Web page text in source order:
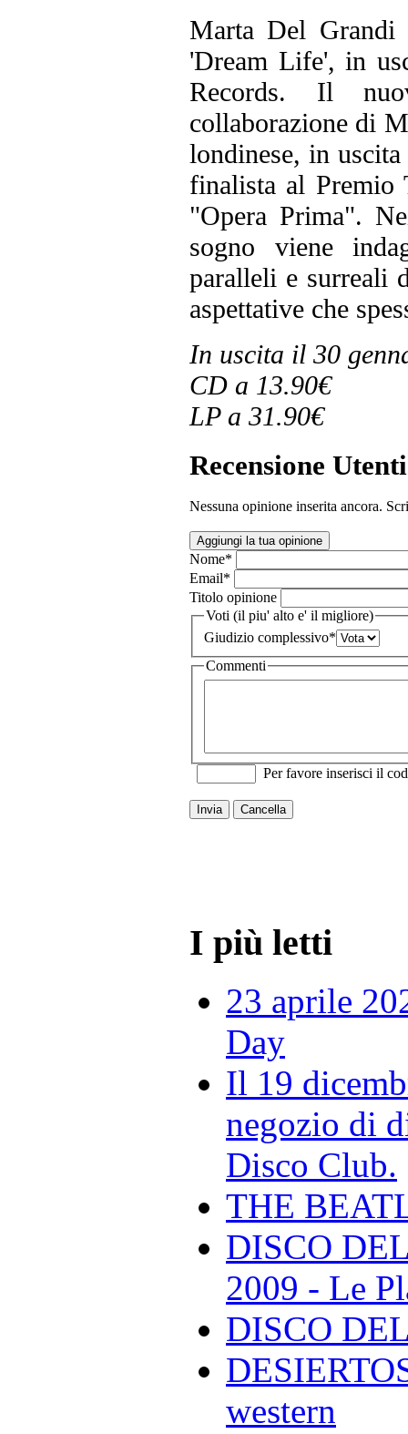
Marta Del
'Dream Life', in
Records. Il
collaborazione di
londinese, in
finalista al Premio
"Opera Prima".
sogno viene
paralleli e surreali
aspettative che
In uscita il 30
CD a 13.90€
LP a 31.90€
Recensione Utenti
Nessuna opinione inserita ancora.
Aggiungi la tua opinione
Nome*
Email*
Titolo opinione
Voti (il piu' alto e' il migliore)
Giudizio complessivo*
Commenti
Per favore inserisci il
Invia Cancella
I più letti
23 aprile
Day
Il 19
negozio di
Disco Club.
THE
DISCO
2009 - Le
DISCO
western